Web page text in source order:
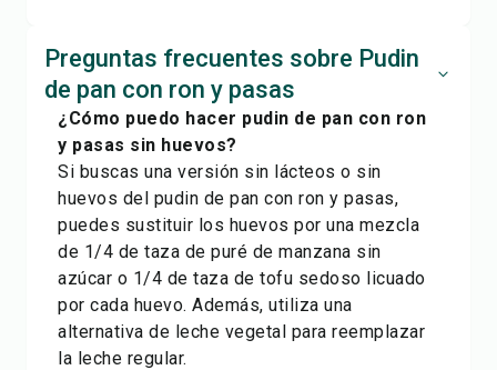
Preguntas frecuentes sobre Pudin
de pan con ron y pasas
¿Cómo puedo hacer pudin de pan con ron
y pasas sin huevos?
Si buscas una versión sin lácteos o sin
huevos del pudin de pan con ron y pasas,
puedes sustituir los huevos por una mezcla
de 1/4 de taza de puré de manzana sin
azúcar o 1/4 de taza de tofu sedoso licuado
por cada huevo. Además, utiliza una
alternativa de leche vegetal para reemplazar
la leche regular.